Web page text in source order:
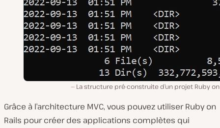
La structure pré-construite d’un projet Ruby on
Grâce à l’architecture MVC, vous pouvez utiliser Ruby on
Rails pour créer des applications complètes qui